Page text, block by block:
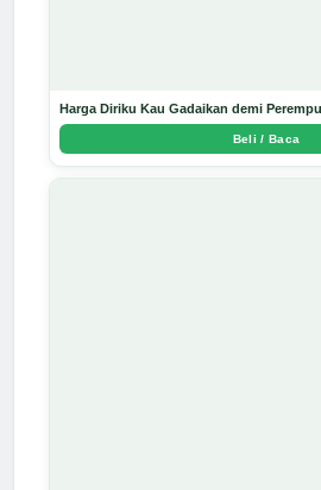
Harga Diriku Kau Gadaikan demi
Beli / Baca